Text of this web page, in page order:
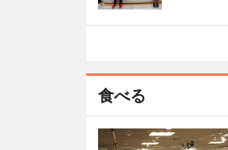
食べる